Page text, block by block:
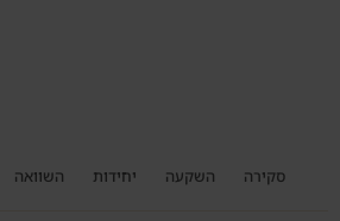
סקירה השקעה יחידות השוואה